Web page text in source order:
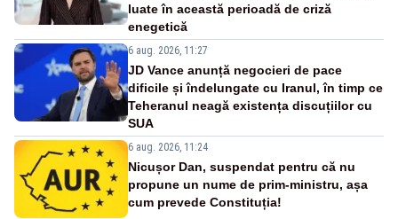
luate în această perioadă de criză
enegetică
6 aug. 2026, 11:27
JD Vance anunță negocieri de pace
dificile și îndelungate cu Iranul, în timp ce
Teheranul neagă existența discuțiilor cu
SUA
6 aug. 2026, 11:24
Nicușor Dan, suspendat pentru că nu
propune un nume de prim-ministru, așa
cum prevede Constituția!